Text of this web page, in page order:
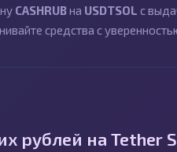
CASHRUBна USDTSOL с
средства с
рублей на Tether